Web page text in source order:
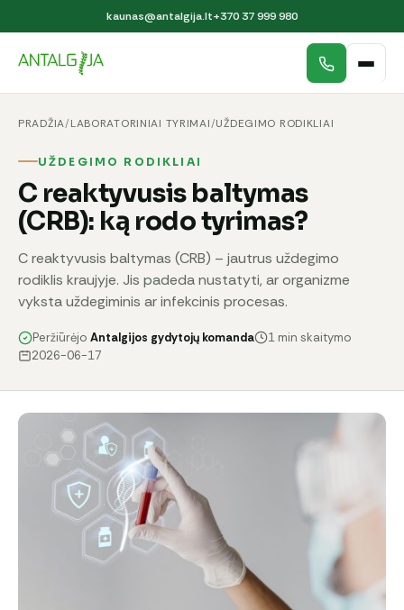
kaunas@antalgija.lt+370 37 999 980
PRADŽIA/LABORATORINIAI TYRIMAI/UŽDEGIMO RODIKLIAI
UŽDEGIMO RODIKLIAI
C reaktyvusis baltymas
(CRB): ką rodo tyrimas?
C reaktyvusis baltymas (CRB) – jautrus uždegimo
rodiklis kraujyje. Jis padeda nustatyti, ar organizme
vyksta uždegiminis ar infekcinis procesas.
Peržiūrėjo Antalgijos gydytojų komanda
1 min skaitymo
2026-06-17